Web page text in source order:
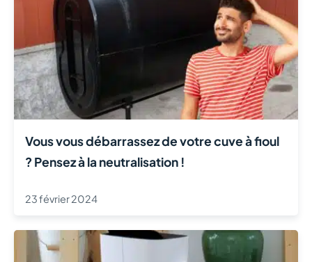
Vous vous débarrassez de votre cuve à fioul
? Pensez à la neutralisation !
23 février 2024